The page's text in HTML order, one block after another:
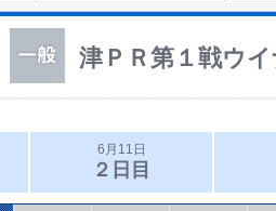
津ＰＲ第１戦ウ
6月11日
２日目